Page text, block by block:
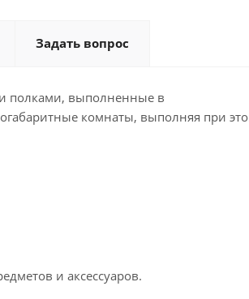
Задать вопрос
полками, выполненные в
комнаты, выполняя при
и аксессуаров.